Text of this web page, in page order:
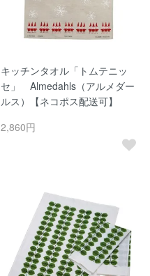
キッチンタオル「トムテニッ
セ」 Almedahls（アルメダー
ルス）【ネコポス配送可】
2,860円